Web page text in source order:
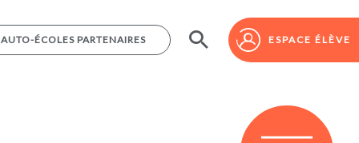
AUTO-ÉCOLES PARTENAIRES ESPACE ÉLÈVE
AUTO-ÉCOLES PARTENAIRES ESPACE ÉLÈVE